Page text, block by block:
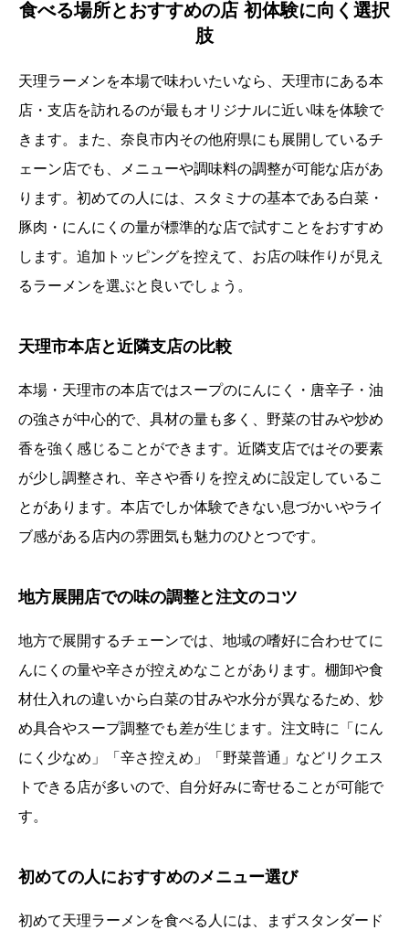
食べる場所とおすすめの店 初体験に向く選択
肢
天理ラーメンを本場で味わいたいなら、天理市にある本
店・支店を訪れるのが最もオリジナルに近い味を体験で
きます。また、奈良市内その他府県にも展開しているチ
ェーン店でも、メニューや調味料の調整が可能な店があ
ります。初めての人には、スタミナの基本である白菜・
豚肉・にんにくの量が標準的な店で試すことをおすすめ
します。追加トッピングを控えて、お店の味作りが見え
るラーメンを選ぶと良いでしょう。
天理市本店と近隣支店の比較
本場・天理市の本店ではスープのにんにく・唐辛子・油
の強さが中心的で、具材の量も多く、野菜の甘みや炒め
香を強く感じることができます。近隣支店ではその要素
が少し調整され、辛さや香りを控えめに設定しているこ
とがあります。本店でしか体験できない息づかいやライ
ブ感がある店内の雰囲気も魅力のひとつです。
地方展開店での味の調整と注文のコツ
地方で展開するチェーンでは、地域の嗜好に合わせてに
んにくの量や辛さが控えめなことがあります。棚卸や食
材仕入れの違いから白菜の甘みや水分が異なるため、炒
め具合やスープ調整でも差が生じます。注文時に「にん
にく少なめ」「辛さ控えめ」「野菜普通」などリクエス
トできる店が多いので、自分好みに寄せることが可能で
す。
初めての人におすすめのメニュー選び
初めて天理ラーメンを食べる人には、まずスタンダード